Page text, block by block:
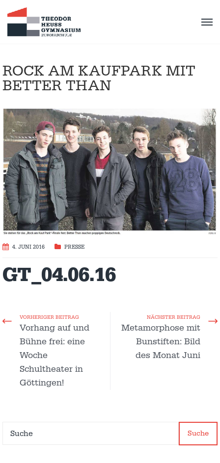
ROCK AM KAUFPARK MIT
BETTER THAN
4. JUNI 2016 PRESSE
GT_04.06.16
VORHERIGER BEITRAG
Vorhang auf und
Bühne frei: eine
Woche
Schultheater in
Göttingen!
NÄCHSTER BEITRAG
Metamorphose mit
Bunstiften: Bild
des Monat Juni
Suche